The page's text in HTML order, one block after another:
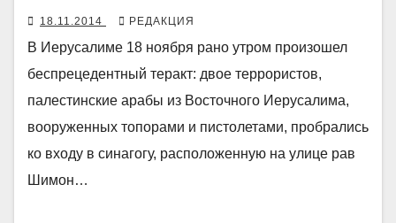
18.11.2014 РЕДАКЦИЯ
В Иерусалиме 18 ноября рано утром произошел
беспрецедентный теракт: двое террористов,
палестинские арабы из Восточного Иерусалима,
вооруженных топорами и пистолетами, пробрались
ко входу в синагогу, расположенную на улице рав
Шимон…